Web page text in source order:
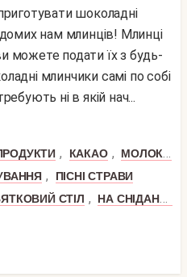
шоколадні
нам млинців! Млинці
можете подати їх з будь-
млинчики самі по собі
ні в якій нач...
, КАКАО ,
МОЛОКО
,
ПІСНІ СТРАВИ
СТІЛ , НА СНІДАНОК